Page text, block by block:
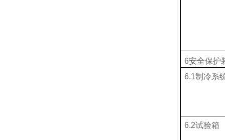
6安全保护
6.1制冷系
6.2试验箱